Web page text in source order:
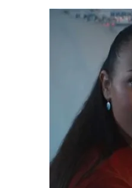
31 DE JULHO DE 2026 |
31 DE JULHO DE 2026
6 DE AGOSTO DE 2026
5 DE AGOSTO DE 2026 |